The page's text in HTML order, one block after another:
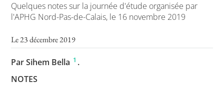
L’APHG dans la presse
Quelques notes sur la journée d'étude organisée par
l'APHG Nord-Pas-de-Calais, le 16 novembre 2019
Le 23 décembre 2019
Par Sihem Bella 1 .
NOTES